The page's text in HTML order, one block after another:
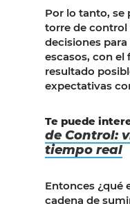
Por lo tanto, se
torre de
decisiones
escasos, con
resultado
expectativas
Te puede
de Control:
tiempo real
Entonces ¿qué
cadena de